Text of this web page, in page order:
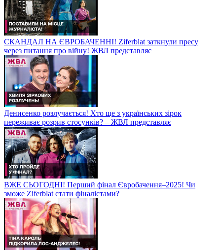
СКАНДАЛ НА ЄВРОБАЧЕННІ! Ziferblat заткнули пресу
через питання про війну! ЖВЛ представляє
Денисенко розлучається! Хто ще з українських зірок
переживає розрив стосунків? – ЖВЛ представляє
ВЖЕ СЬОГОДНІ! Перший фінал Євробачення–2025! Чи
зможе Ziferblat стати фіналістами?